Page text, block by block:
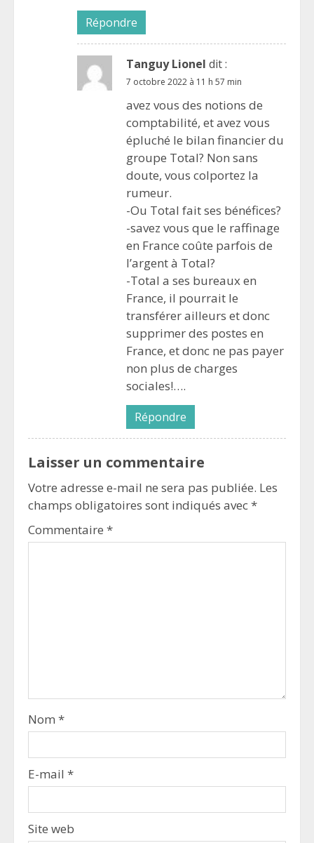
Répondre
Tanguy Lionel dit :
7 octobre 2022 à 11 h 57 min
avez vous des notions de
comptabilité, et avez vous
épluché le bilan financier du
groupe Total? Non sans
doute, vous colportez la
rumeur.
-Ou Total fait ses bénéfices?
-savez vous que le raffinage
en France coûte parfois de
l’argent à Total?
-Total a ses bureaux en
France, il pourrait le
transférer ailleurs et donc
supprimer des postes en
France, et donc ne pas payer
non plus de charges
sociales!….
Répondre
Laisser un commentaire
Votre adresse e-mail ne sera pas publiée. Les
champs obligatoires sont indiqués avec*
Commentaire *
Nom *
E-mail *
Site web